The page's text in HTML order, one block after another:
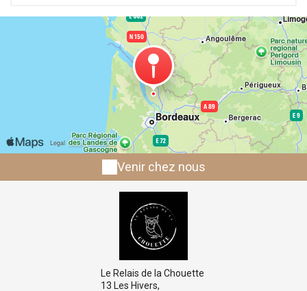
Venir chez nous
Le Relais de la Chouette
13 Les Hivers,